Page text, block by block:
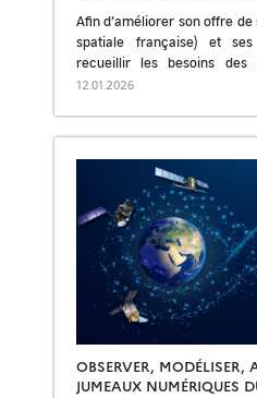
Afin d’améliorer son offre
spatiale française) et
recueillir les besoins des
spatiales de nos
12.01.2026
OBSERVER, MODÉLISER,
JUMEAUX NUMÉRIQUES